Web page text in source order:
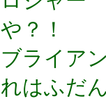
や？！
ブライア
れはふだ